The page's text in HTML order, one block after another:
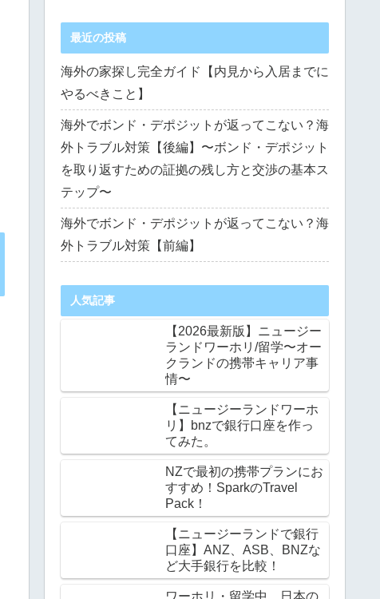
最近の投稿
海外の家探し完全ガイド【内見から入居までに
やるべきこと】
海外でボンド・デポジットが返ってこない？海
外トラブル対策【後編】〜ボンド・デポジット
を取り返すための証拠の残し方と交渉の基本ス
テップ〜
海外でボンド・デポジットが返ってこない？海
外トラブル対策【前編】
人気記事
【2026最新版】ニュージー
ランドワーホリ/留学〜オー
クランドの携帯キャリア事
情〜
【ニュージーランドワーホ
リ】bnzで銀行口座を作っ
てみた。
NZで最初の携帯プランにお
すすめ！SparkのTravel
Pack！
【ニュージーランドで銀行
口座】ANZ、ASB、BNZな
ど大手銀行を比較！
ワーホリ・留学中、日本の